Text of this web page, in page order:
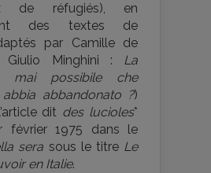
de réfugiés), en
des textes de
par Camille de
Giulio Minghini : La
mai possibile che
abbandonato ?)
dit des lucioles*
février 1975 dans le
sera sous le titre Le
en Italie.